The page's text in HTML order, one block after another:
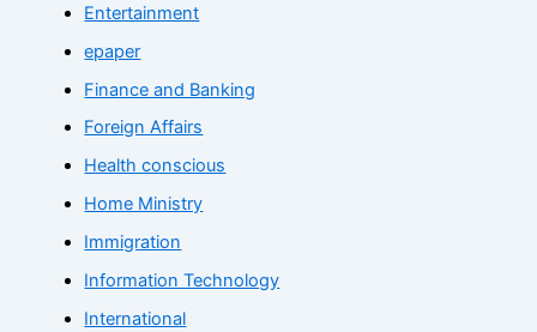
Entertainment
epaper
Finance and Banking
Foreign Affairs
Health conscious
Home Ministry
Immigration
Information Technology
International